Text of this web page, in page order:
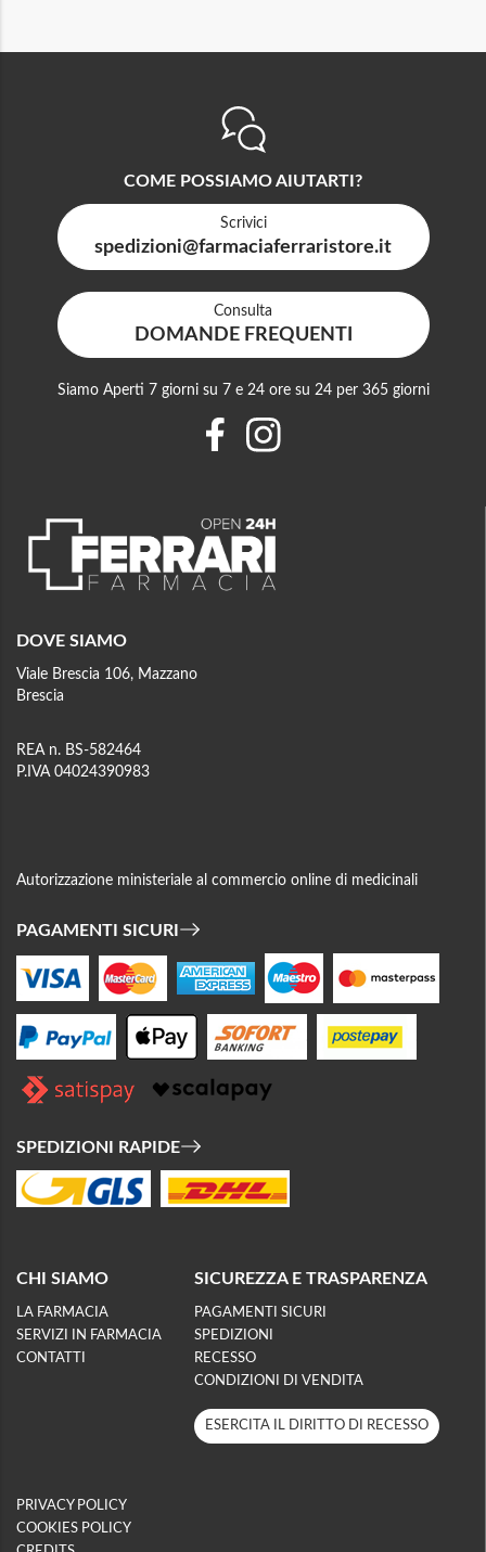
DOVE SIAMO
Viale Brescia 106, Mazzano
Brescia
REA n. BS-582464
P.IVA 04024390983
Autorizzazione ministeriale al commercio online di medicinali
PAGAMENTI SICURI
SPEDIZIONI RAPIDE
CHI SIAMO
LA FARMACIA
SERVIZI IN FARMACIA
CONTATTI
SICUREZZA E TRASPARENZA
PAGAMENTI SICURI
SPEDIZIONI
RECESSO
CONDIZIONI DI VENDITA
ESERCITA IL DIRITTO DI RECESSO
PRIVACY POLICY
COOKIES POLICY
COME POSSIAMO AIUTARTI?
Scrivici
spedizioni@farmaciaferraristore.it
Consulta
DOMANDE FREQUENTI
Siamo Aperti 7 giorni su 7 e 24 ore su 24 per 365 giorni